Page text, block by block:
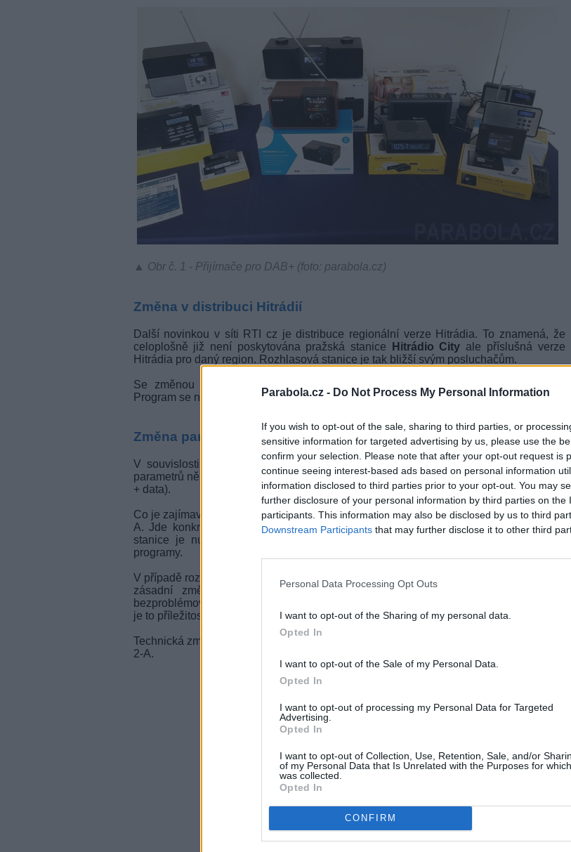
Parabola.cz - Do Not Process My Personal Information
If you wish to opt-out of the sale, sharing to third parties, or
sensitive information for targeted advertising by us, please use the
confirm your selection. Please note that after your opt-out request is
continue seeing interest-based ads based on personal information
information disclosed to third parties prior to your opt-out. You may
further disclosure of your personal information by third parties on the
participants. This information may also be disclosed by us to third
Downstream Participants that may further disclose it to other third
Personal Data Processing Opt Outs
I want to opt-out of the Sharing of my personal data.
Opted In
I want to opt-out of the Sale of my Personal Data.
Opted In
I want to opt-out of processing my Personal Data for Targeted
Advertising.
Opted In
I want to opt-out of Collection, Use, Retention, Sale, and/or
of my Personal Data that Is Unrelated with the Purposes for
was collected.
Opted In
CONFIRM
▲ Obr č. 1 - Přijímače pro DAB+ (foto: parabola.cz)
Změna v distribuci Hitrádií
Další novinkou v síti RTI cz je distribuce regionální verze Hitrádia. To znamená, že
celoplošně již není poskytována pražská stanice
Hitrádio City ale příslušná verze
Hitrádia pro daný region. Rozhlasová stanice je tak bližší svým posluchačům.
Se změnou regionální verze Hitrádia nedošlo ke změně parametrů v distribuci.
Program se nadále vysílá v audio kodeku HE-AAC v1, bit rate 64 kbit/s s EEP 2-A.
Změna parametrů ostatních stanic, pokles bit rate
V souvislosti s přidáním dvou nových do DAB multiplexu RTI cz došlo k úpravě
parametrů některých stanic. Došlo ke zhoršení parametru EEP a snížení bit rate (audio
+ data).
Co je zajímavé z obecného pohledu je zejména to, že vybrané stanice vysílají s EEP 3-
A. Jde konkrétně o Rádio Čas, Rádio 7, Rádio Proglas a Rádio Prostor. Pro tyto
stanice je nutný silnější signál na straně posluchače ve srovnání se zbývajícími
programy.
V případě rozhlasových programů pro věřící - Rádio 7a Rádio Proglas
zásadní změnu, neboť doposud obě stanice vysílaly s EEP 1-A. Tedy pro
bezproblémový příjem postačil slabší signál. Pro posluchače s náhražkovými anténami
je to příležitost ověřit dostatečnou sílu signálu multiplexu jmenovitě u těchto stanic.
Technická změna zasáhla i hitové rádio
2-A.